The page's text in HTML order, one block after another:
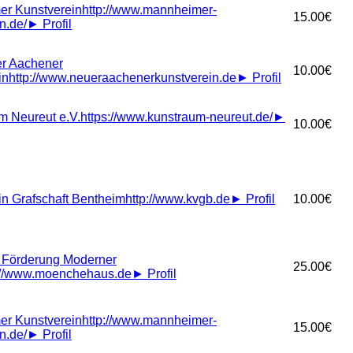
Kunstvereinhttp://www.mannheimer-
► Profil
15.00€
Aachener
http://www.neueraachenerkunstverein.de► Profil
10.00€
Neureut e.V.https://www.kunstraum-neureut.de/►
10.00€
Grafschaft Bentheimhttp://www.kvgb.de► Profil 10.00€
Moderner
www.moenchehaus.de► Profil
25.00€
Kunstvereinhttp://www.mannheimer-
► Profil
15.00€